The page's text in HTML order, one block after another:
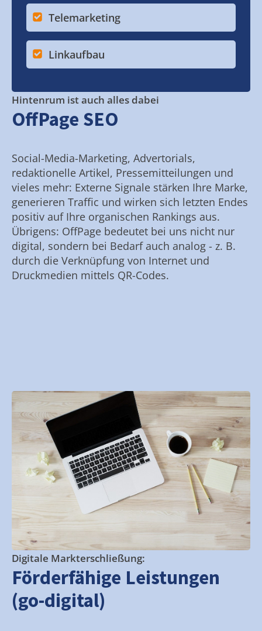
Telemarketing
Linkaufbau
Hintenrum ist auch alles dabei
OffPage SEO
Social-Media-Marketing, Advertorials,
redaktionelle Artikel, Pressemitteilungen und
vieles mehr: Externe Signale stärken Ihre Marke,
generieren Traffic und wirken sich letzten Endes
positiv auf Ihre organischen Rankings aus.
Übrigens: OffPage bedeutet bei uns nicht nur
digital, sondern bei Bedarf auch analog - z. B.
durch die Verknüpfung von Internet und
Druckmedien mittels QR-Codes.
Digitale Markterschließung:
Förderfähige Leistungen
(go-digital)